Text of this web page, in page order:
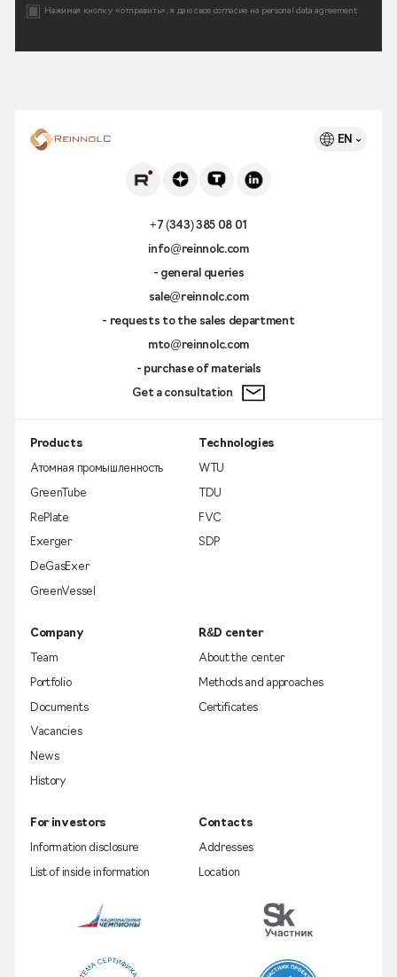
Нажимая кнопку «отправить», я даю свое согласие на personal data agreement
EN
+7 (343) 385 08 01
info@reinnolc.com
- general queries
sale@reinnolc.com
- requests to the sales department
mto@reinnolc.com
- purchase of materials
Get a consultation
Products
Атомная промышленность
GreenTube
RePlate
Exerger
DeGasExer
GreenVessel
Technologies
WTU
TDU
FVC
SDP
Company
Team
Portfolio
Documents
Vacancies
News
History
R&D center
About the center
Methods and approaches
Certificates
For investors
Information disclosure
List of inside information
Contacts
Addresses
Location